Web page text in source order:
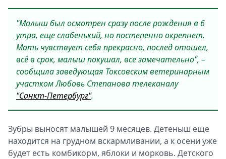
"Малыш был осмотрен сразу после рождения в 6
утра, еще слабенький, но постепенно окрепнет.
Мать чувствует себя прекрасно, послед отошел,
всё в срок, малыш покушал, все замечательно", –
сообщила заведующая Токсовским ветеринарным
участком Любовь Степанова телеканалу
"Санкт-Петербург".
Зубры выносят малышей 9 месяцев. Детеныш еще
находится на грудном вскармливании, а к осени уже
будет есть комбикорм, яблоки и морковь. Детского